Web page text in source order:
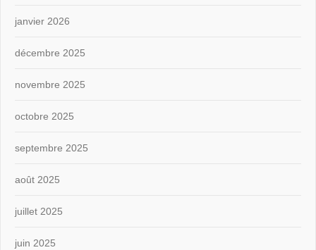
janvier 2026
décembre 2025
novembre 2025
octobre 2025
septembre 2025
août 2025
juillet 2025
juin 2025